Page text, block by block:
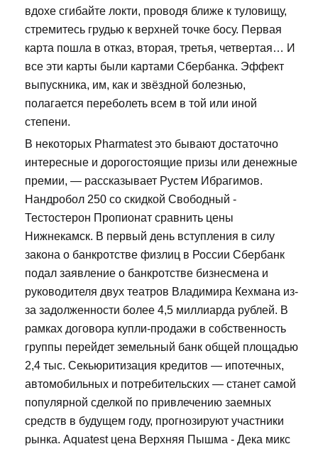
вдохе сгибайте локти, проводя ближе к туловищу,
стремитесь грудью к верхней точке босу. Первая
карта пошла в отказ, вторая, третья, четвертая… И
все эти карты были картами Сбербанка. Эффект
выпускника, им, как и звёздной болезнью,
полагается переболеть всем в той или иной
степени.
В некоторых Pharmatest это бывают достаточно
интересные и дорогостоящие призы или денежные
премии, — рассказывает Рустем Ибрагимов.
Нандробол 250 со скидкой Свободный -
Тестостерон Пропионат сравнить цены
Нижнекамск. В первый день вступления в силу
закона о банкротстве физлиц в России Сбербанк
подал заявление о банкротстве бизнесмена и
руководителя двух театров Владимира Кехмана из-
за задолженности более 4,5 миллиарда рублей. В
рамках договора купли-продажи в собственность
группы перейдет земельный банк общей площадью
2,4 тыс. Секьюритизация кредитов — ипотечных,
автомобильных и потребительских — станет самой
популярной сделкой по привлечению заемных
средств в будущем году, прогнозируют участники
рынка. Aquatest цена Верхняя Пышма - Дека микс